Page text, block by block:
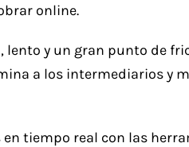
online.
lento y un gran punto de
a los intermediarios y
tiempo real con las